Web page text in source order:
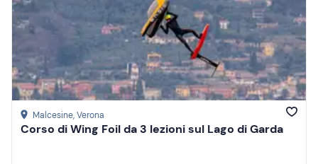
Malcesine, Verona
Corso di Wing Foil da 3 lezioni sul Lago di Garda